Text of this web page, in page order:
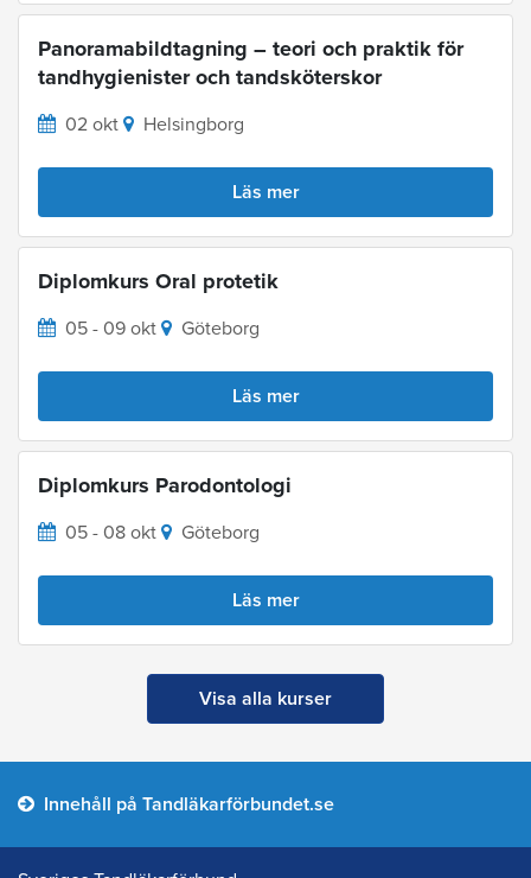
Panoramabildtagning – teori och praktik för
tandhygienister och tandsköterskor
02 okt Helsingborg
Läs mer
Diplomkurs Oral protetik
05 - 09 okt Göteborg
Läs mer
Diplomkurs Parodontologi
05 - 08 okt Göteborg
Läs mer
Visa alla kurser
Innehåll på Tandläkarförbundet.se